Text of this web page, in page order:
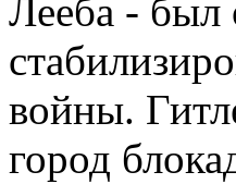
Лееба - был
войны.
город